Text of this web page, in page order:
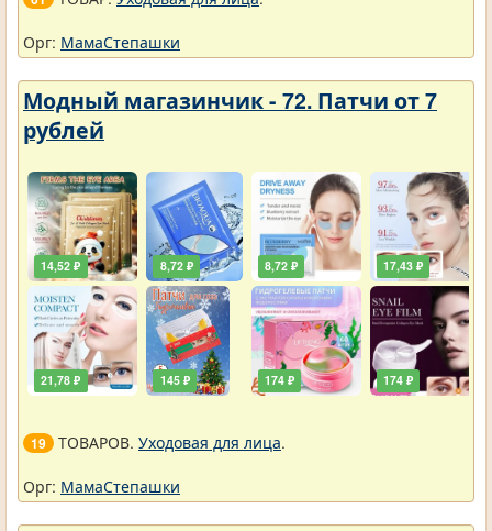
Орг: МамаСтепашки
Модный магазинчик - 72. Патчи от 7
рублей
14,52 ₽
21,78 ₽
8,72 ₽
145 ₽
8,72 ₽
174 ₽
17,43 ₽
174 ₽
19 ТОВАРОВ. Уходовая для лица.
Орг: МамаСтепашки